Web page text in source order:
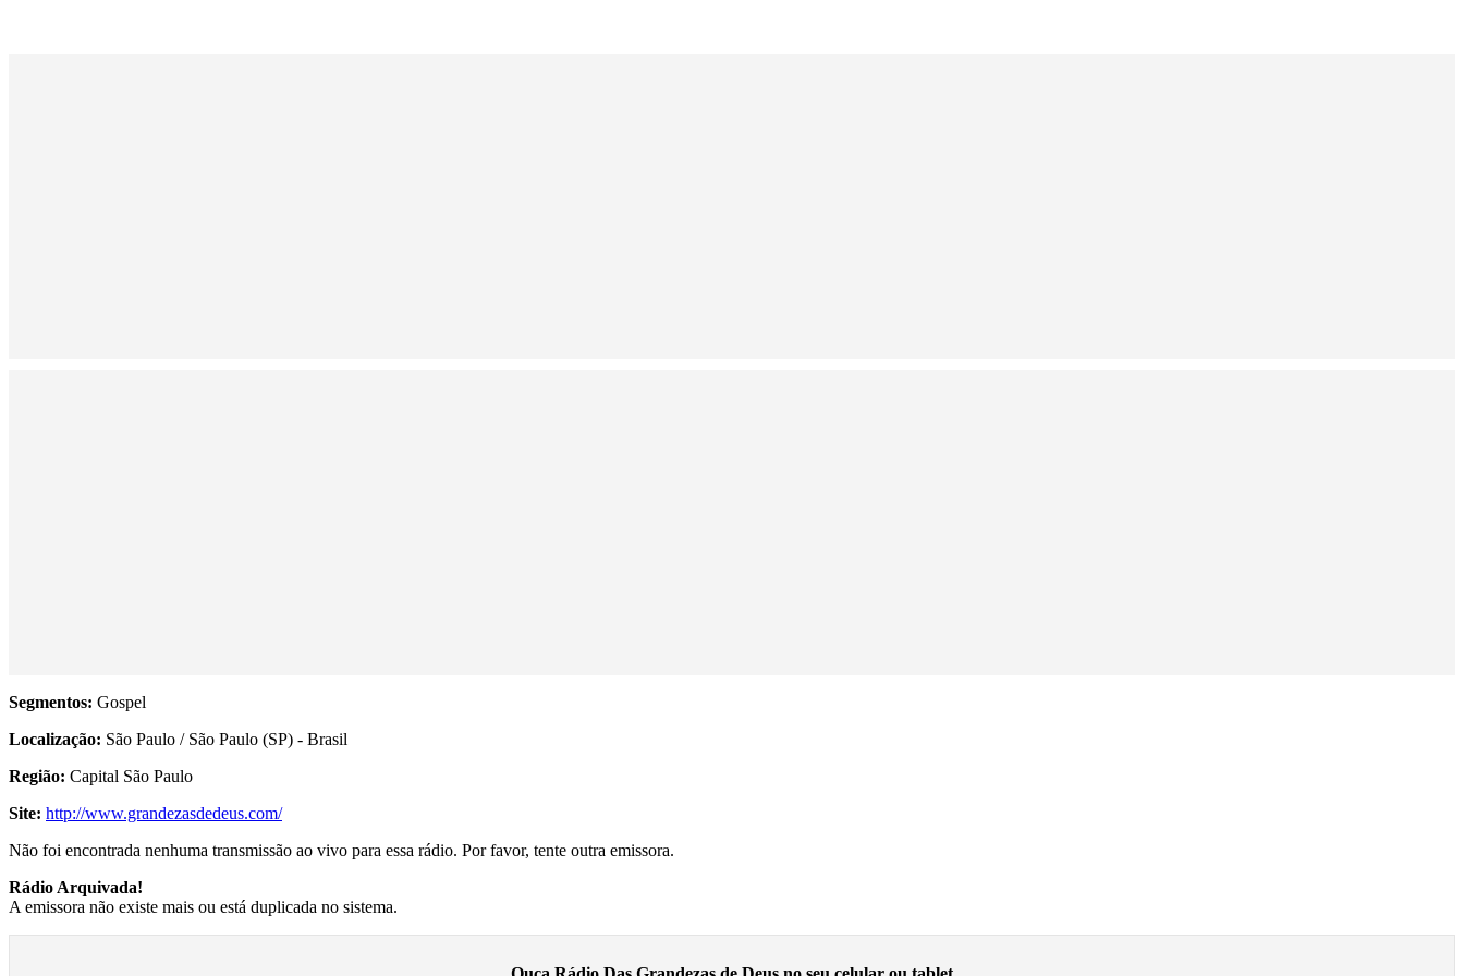
Segmentos: Gospel
Localização: São Paulo / São Paulo (SP) - Brasil
Região: Capital São Paulo
Site: http://www.grandezasdedeus.com/
Não foi encontrada nenhuma transmissão ao vivo para essa rádio. Por favor, tente outra emissora.
Rádio Arquivada!
A emissora não existe mais ou está duplicada no sistema.